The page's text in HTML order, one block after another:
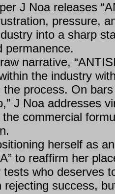
J Noa releases
pressure,
into a sharp
permanence.
narrative,
the industry
process. On
J Noa addresses
commercial
herself as
to reaffirm her
who deserves
rejecting success,